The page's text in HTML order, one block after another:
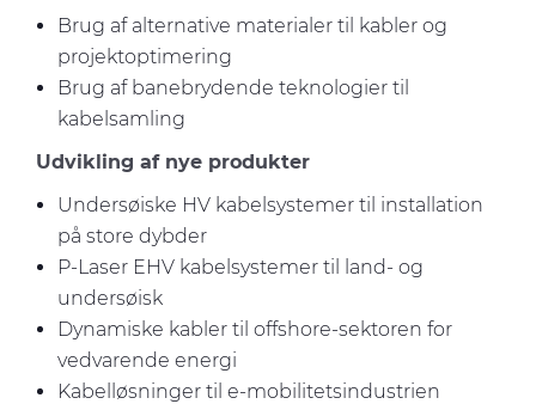
Brug af alternative materialer til kabler og
projektoptimering
Brug af banebrydende teknologier til
kabelsamling
Udvikling af nye produkter
Undersøiske HV kabelsystemer til installation
på store dybder
P-Laser EHV kabelsystemer til land- og
undersøisk
Dynamiske kabler til offshore-sektoren for
vedvarende energi
Kabelløsninger til e-mobilitetsindustrien